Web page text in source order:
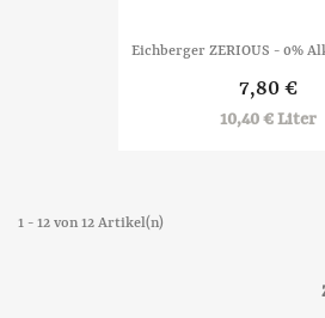
Eichberger ZERIOUS - 0%
7,80 €
10,40 € Liter
1 - 12 von 12 Artikel(n)